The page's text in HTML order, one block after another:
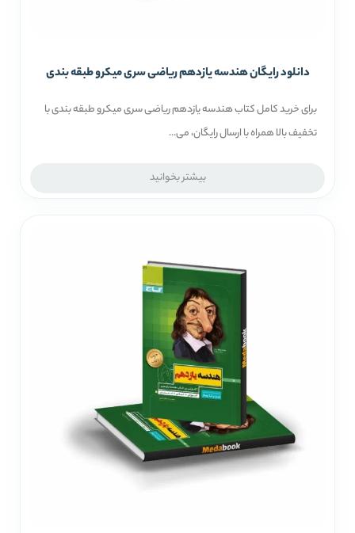
دانلود رایگان هندسه یازدهم ریاضی سری میکرو طبقه بندی
برای خرید کامل کتاب هندسه یازدهم ریاضی سری میکرو طبقه بندی با
تخفیف بالا همراه با ارسال رایگان، می...
بیشتر بخوانید